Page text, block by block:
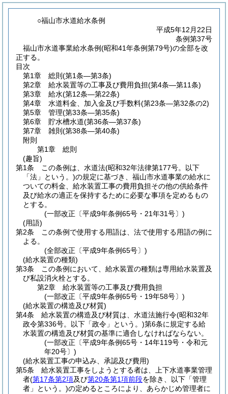
○福山市水道給水条例
平成5年12月22日
条例第37号
福山市水道事業給水条例(昭和41年条例第79号)の全部を改
正する。
目次
第1章
総則 (第1条―第3条)
第2章
給水装置等の工事及び費用負担(第4条―第11条)
第3章
給水(第12条―第22条)
第4章
水道料金、加入金及び手数料(第23条―第32条の2)
第5章
管理(第33条―第35条)
第6章
貯水槽水道(第36条―第37条)
第7章
雑則 (第38条―第40条)
附則
第1章
総則
(趣旨)
第1条
この条例は、水道法(昭和32年法律第177号。以下
「法」という。)の規定に基づき、福山市水道事業の給水に
ついての料金、給水装置工事の費用負担その他の供給条件
及び給水の適正を保持するために必要な事項を定めるもの
とする。
(一部改正〔平成9年条例65号・21年31号〕)
(用語)
第2条
この条例で使用する用語は、法で使用する用語の例に
よる。
(全部改正〔平成9年条例65号〕)
(給水装置の種類)
第3条
この条例において、給水装置の種類は専用給水装置及
び私設消火栓とする。
第2章
給水装置等の工事及び費用負担
(一部改正〔平成9年条例65号・19年58号〕)
(給水装置の構造及び材質)
第4条
給水装置の構造及び材質は、水道法施行令(昭和32年
政令第336号。以下「政令」という。)第6条に規定する給
水装置の構造及び材質の基準に適合しなければならない。
(一部改正〔平成9年条例65号・14年119号・令和元
年20号〕)
(給水装置工事の申込み、承認及び費用)
第5条
給水装置工事をしようとする者は、上下水道事業管理
者(第17条第2項及び第20条第1項前段を除き、以下「管理
者」という。)の定めるところにより、あらかじめ管理者に